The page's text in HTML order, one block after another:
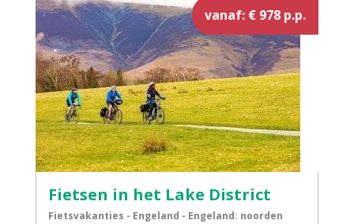
vanaf: € 978 p.p.
Fietsen in het Lake District
Fietsvakanties - Engeland - Engeland: noorden